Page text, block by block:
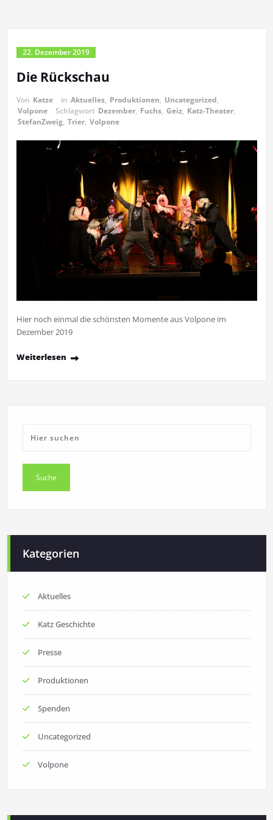
22. Dezember 2019
Die Rückschau
Von Katze in Aktuelles, Produktionen, Uncategorized,
Volpone
Schlagwort Dezember, Fuchs, Geiz, Katz-Theater,
StefanZweig, Trier, Volpone
Hier noch einmal die schönsten Momente aus Volpone im
Dezember 2019
Weiterlesen
Kategorien
Aktuelles
Katz Geschichte
Presse
Produktionen
Spenden
Uncategorized
Volpone